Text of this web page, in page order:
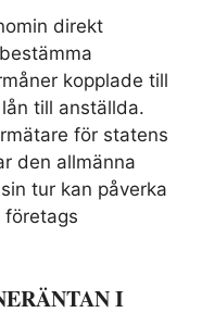
direkt
kopplade till
till anställda.
för statens
den allmänna
tur kan påverka
företags
I